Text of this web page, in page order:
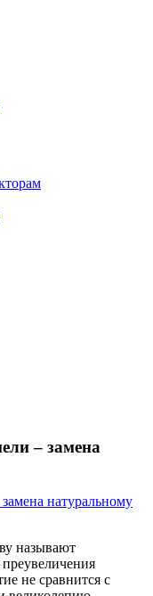
– замена
называют
не сравнится с